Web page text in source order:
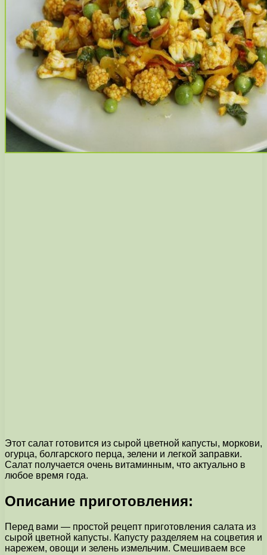
Этот салат готовится из сырой цветной капусты, моркови,
огурца, болгарского перца, зелени и легкой заправки.
Салат получается очень витаминным, что актуально в
любое время года.
Описание приготовления:
Перед вами — простой рецепт приготовления салата из
сырой цветной капусты. Капусту разделяем на соцветия и
нарежем, овощи и зелень измельчим. Смешиваем все